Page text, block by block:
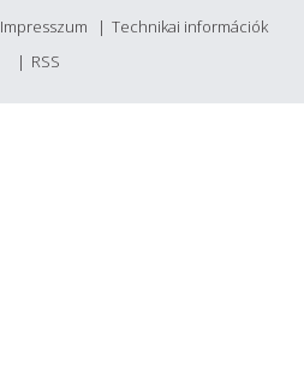
Impresszum
Technikai információk
RSS